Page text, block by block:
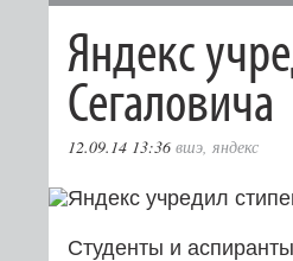
Яндекс
Сегаловича
12.09.14 13:36 вшэ, яндекс
Студенты и